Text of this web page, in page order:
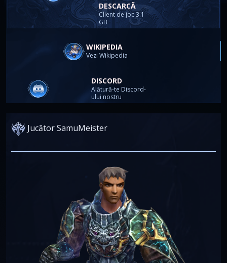
DESCARCĂ
Client de joc 3.1
GB
WIKIPEDIA
Vezi Wikipedia
DISCORD
Alătură-te Discord-
ului nostru
Jucător SamuMeister